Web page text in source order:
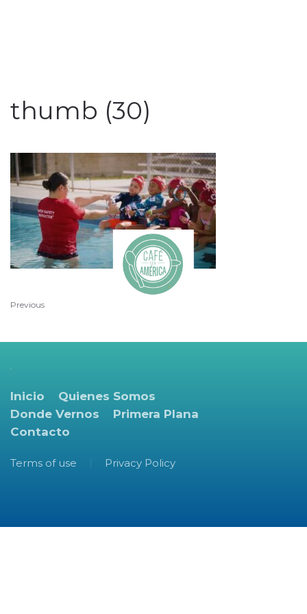
thumb (30)
Previous
Inicio
Quienes Somos
Donde Vernos
Primera Plana
Contacto
Terms of use Privacy Policy